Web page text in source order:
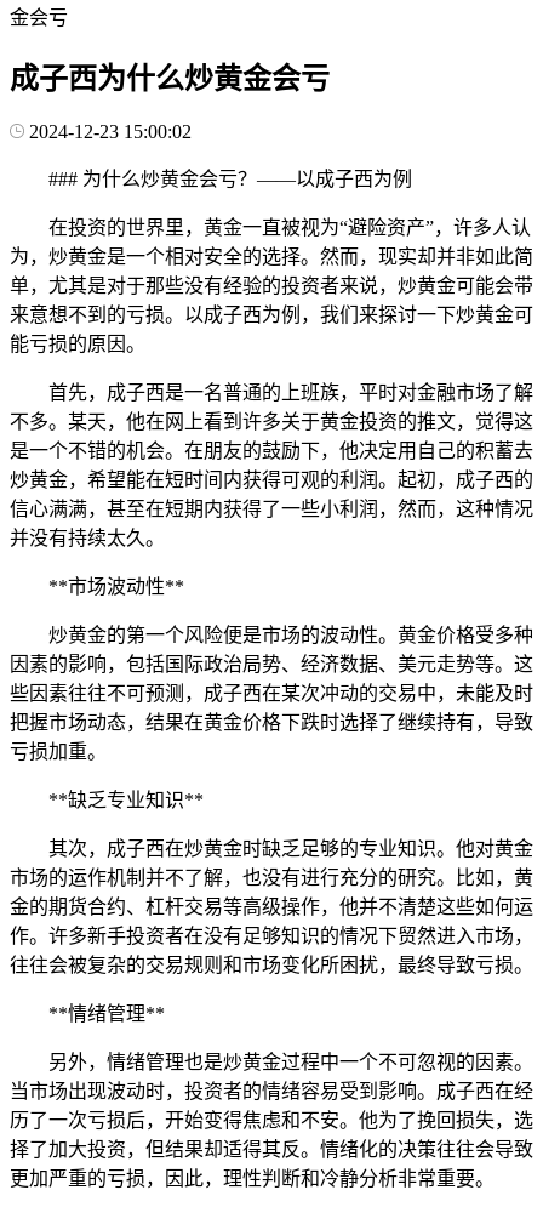
金会亏
成子西为什么炒黄金会亏
2024-12-23 15:00:02
### 为什么炒黄金会亏？——以成子西为例
在投资的世界里，黄金一直被视为“避险资产”，许多人认
为，炒黄金是一个相对安全的选择。然而，现实却并非如此简
单，尤其是对于那些没有经验的投资者来说，炒黄金可能会带
来意想不到的亏损。以成子西为例，我们来探讨一下炒黄金可
能亏损的原因。
首先，成子西是一名普通的上班族，平时对金融市场了解
不多。某天，他在网上看到许多关于黄金投资的推文，觉得这
是一个不错的机会。在朋友的鼓励下，他决定用自己的积蓄去
炒黄金，希望能在短时间内获得可观的利润。起初，成子西的
信心满满，甚至在短期内获得了一些小利润，然而，这种情况
并没有持续太久。
**市场波动性**
炒黄金的第一个风险便是市场的波动性。黄金价格受多种
因素的影响，包括国际政治局势、经济数据、美元走势等。这
些因素往往不可预测，成子西在某次冲动的交易中，未能及时
把握市场动态，结果在黄金价格下跌时选择了继续持有，导致
亏损加重。
**缺乏专业知识**
其次，成子西在炒黄金时缺乏足够的专业知识。他对黄金
市场的运作机制并不了解，也没有进行充分的研究。比如，黄
金的期货合约、杠杆交易等高级操作，他并不清楚这些如何运
作。许多新手投资者在没有足够知识的情况下贸然进入市场，
往往会被复杂的交易规则和市场变化所困扰，最终导致亏损。
**情绪管理**
另外，情绪管理也是炒黄金过程中一个不可忽视的因素。
当市场出现波动时，投资者的情绪容易受到影响。成子西在经
历了一次亏损后，开始变得焦虑和不安。他为了挽回损失，选
择了加大投资，但结果却适得其反。情绪化的决策往往会导致
更加严重的亏损，因此，理性判断和冷静分析非常重要。